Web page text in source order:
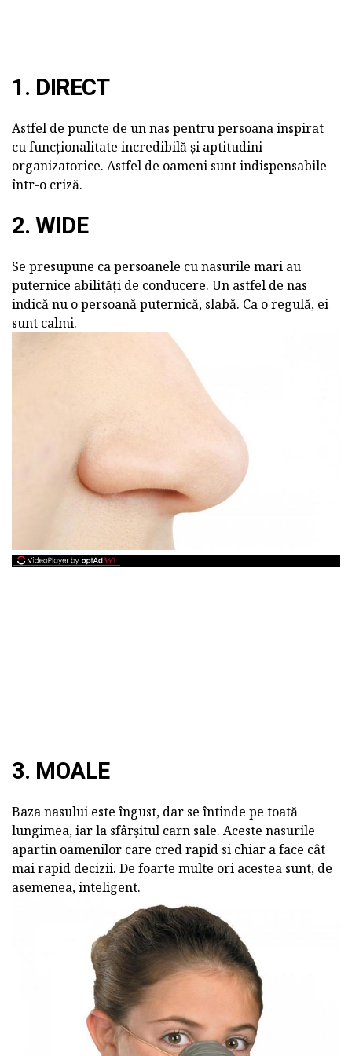
1. DIRECT
Astfel de puncte de un nas pentru persoana inspirat
cu funcționalitate incredibilă și aptitudini
organizatorice. Astfel de oameni sunt indispensabile
într-o criză.
2. WIDE
Se presupune ca persoanele cu nasurile mari au
puternice abilități de conducere. Un astfel de nas
indică nu o persoană puternică, slabă. Ca o regulă, ei
sunt calmi.
3. MOALE
Baza nasului este îngust, dar se întinde pe toată
lungimea, iar la sfârșitul carn sale. Aceste nasurile
apartin oamenilor care cred rapid si chiar a face cât
mai rapid decizii. De foarte multe ori acestea sunt, de
asemenea, inteligent.